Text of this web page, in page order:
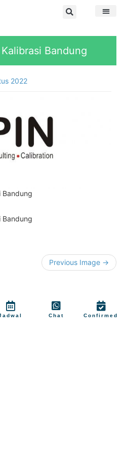
Bandung
2022
Bandung
Bandung
Previous Image →
Chat Confirmed